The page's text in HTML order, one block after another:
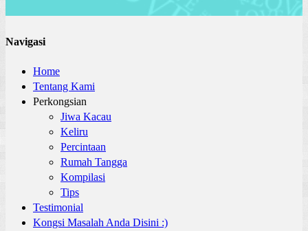
Navigasi
Home
Tentang Kami
Perkongsian
Jiwa Kacau
Keliru
Percintaan
Rumah Tangga
Kompilasi
Tips
Testimonial
Kongsi Masalah Anda Disini :)